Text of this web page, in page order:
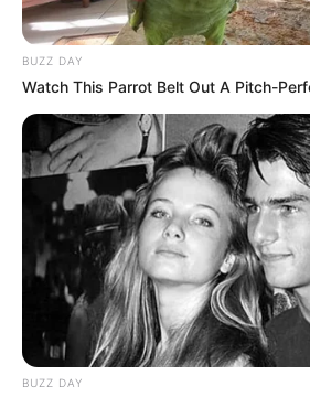
BUZZ DAY
Watch This Parrot Belt Out A Pitch-
BUZZ DAY